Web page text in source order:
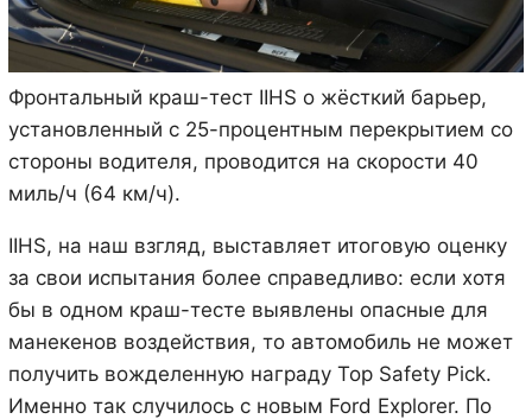
Фронтальный краш-тест IIHS о жёсткий барьер,
установленный с 25-процентным перекрытием со
стороны водителя, проводится на скорости 40
миль/ч (64 км/ч).
IIHS, на наш взгляд, выставляет итоговую оценку
за свои испытания более справедливо: если хотя
бы в одном краш-тесте выявлены опасные для
манекенов воздействия, то автомобиль не может
получить вожделенную награду Top Safety Pick.
Именно так случилось с новым Ford Explorer. По